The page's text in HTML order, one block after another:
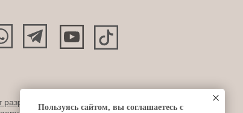
Пользуясь сайтом, вы соглашаетесь с
разработан: